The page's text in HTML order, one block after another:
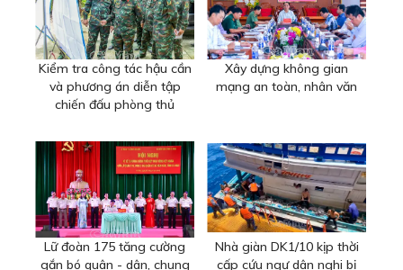
Kiểm tra công tác hậu cần
và phương án diễn tập
chiến đấu phòng thủ
Xây dựng không gian
mạng an toàn, nhân văn
Lữ đoàn 175 tăng cường
gắn bó quân - dân, chung
Nhà giàn DK1/10 kịp thời
cấp cứu ngư dân nghi bị